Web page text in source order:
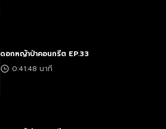
ดอกหญ้าป่าคอนกรีต EP.33
0:41:48 นาที